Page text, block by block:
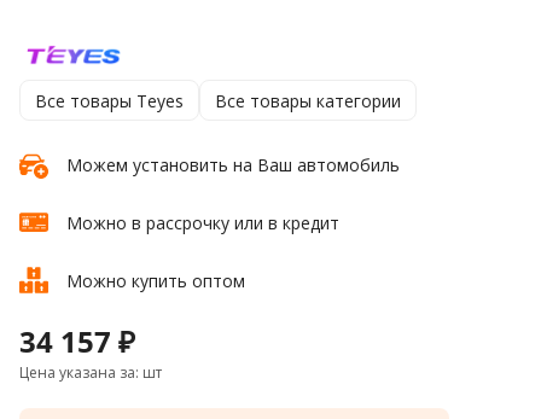
Все товары Teyes Все товары категории
Можем установить на Ваш автомобиль
Можно в рассрочку или в кредит
Можно купить оптом
34 157 ₽
Цена указана за: шт